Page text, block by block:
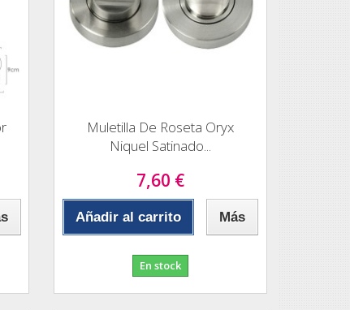
Muletilla De Roseta Oryx
Niquel Satinado...
7,60 €
Añadir al carrito Más
En stock